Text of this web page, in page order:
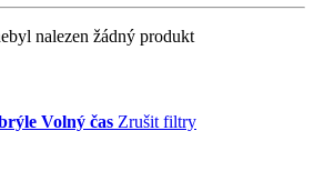
nalezen žádný produkt
Volný čas Zrušit filtry